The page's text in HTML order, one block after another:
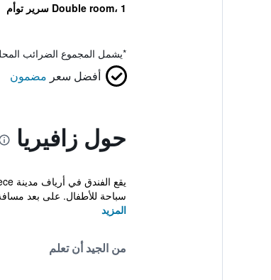
Double room، 1 سرير توأم
*يشمل المجموع الضرائب
أفضل سعر مضمون
حول زافيريا
سباحة للأطفال. على بعد
المزيد
من الجيد أن تعلم